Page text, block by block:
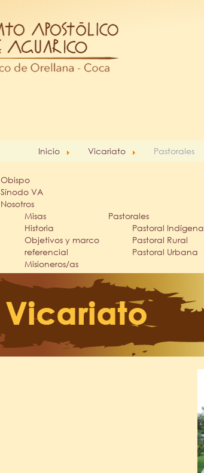
Inicio Vicariato Pastorales
Obispo
Sínodo VA
Nosotros
Misas
Historia
Objetivos y marco
referencial
Misioneros/as
Pastorales
Pastoral Indígena
Pastoral Rural
Pastoral Urbana